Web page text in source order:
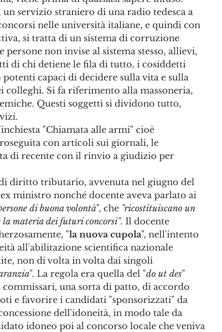
servizio straniero di una radio tedesca a
nelle università italiane, e quindi con
si tratta di un sistema di corruzione
non invise al sistema stesso, allievi,
di chi detiene le fila di tutto, i cosiddetti
capaci di decidere sulla vita e sulla
colleghi. Si fa riferimento alla massoneria,
Questi soggetti si dividono tutto,
"Chiamata alle armi" cioè
con articoli sui giornali, le
di recente con il rinvio a giudizio per
diritto tributario, avvenuta nel giugno del
ministro nonché docente aveva parlato ai
di buona volontà", che "ricostituiscano un
la materia dei futuri concorsi". Il docente
"la nuova cupola", nell'intento
all'abilitazione scientifica nazionale
non di volta in volta dai singoli
". La regola era quella del "do ut des"
una sorta di patto, di accordo
e favorire i candidati "sponsorizzati" da
dell'idoneità, in modo tale da
idoneo poi al concorso locale che veniva